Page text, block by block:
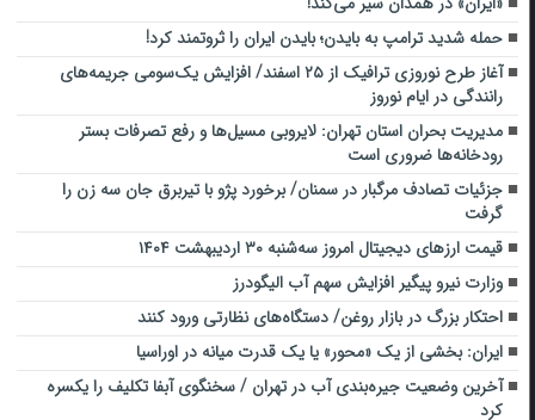
حمله شدید ترامپ به بایدن؛ بایدن ایران را ثروتمند کرد!
آغاز طرح نوروزی ترافیک از ۲۵ اسفند/ افزایش یک‌سومی جریمه‌های
رانندگی در ایام نوروز
مدیریت بحران استان تهران: لایروبی مسیل‌ها و رفع تصرفات بستر
رودخانه‌ها ضروری است
جزئیات تصادف مرگبار در سمنان/ برخورد پژو با تیربرق جان سه زن را
گرفت
قیمت ارز‌های دیجیتال امروز سه‌شنبه ۳۰ اردیبهشت ۱۴۰۴
وزارت نیرو پیگیر افزایش سهم آب الیگودرز
احتکار بزرگ در بازار روغن/ دستگاه‌های نظارتی ورود کنند
ایران: بخشی از یک «محور» یا یک قدرت میانه در اوراسیا
آخرین وضعیت جیره‌بندی آب در تهران / سخنگوی آبفا تکلیف را یکسره
کرد